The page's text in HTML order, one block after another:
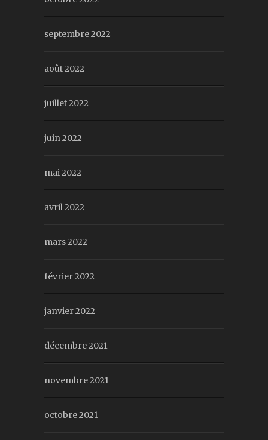
septembre 2022
août 2022
juillet 2022
juin 2022
mai 2022
avril 2022
mars 2022
février 2022
janvier 2022
décembre 2021
novembre 2021
octobre 2021